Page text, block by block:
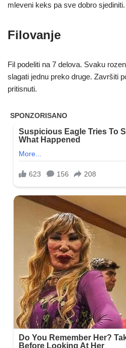
mleveni keks pa sve dobro sjediniti.
Filovanje
Fil podeliti na 7 delova. Svaku
slagati jednu preko druge. Završiti
pritisnuti.